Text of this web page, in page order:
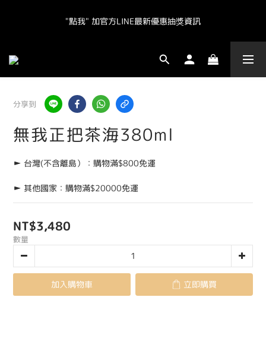
"點我" 加官方LINE最新優惠抽獎資訊
"點我" 加官方LINE最新優惠抽獎資訊
全球皆運送.  台灣地區（不含離島）滿NT800免運.  其他地區滿
"點我" 加官方LINE最新優惠抽獎資訊
分享到
無我正把茶海380ml
► 台灣(不含離島）：購物滿$800免運
► 其他國家：購物滿$20000免運
NT$3,480
數量
加入購物車 立即購買